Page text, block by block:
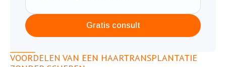
Gratis consult
VOORDELEN VAN EEN HAARTRANSPLANTATIE